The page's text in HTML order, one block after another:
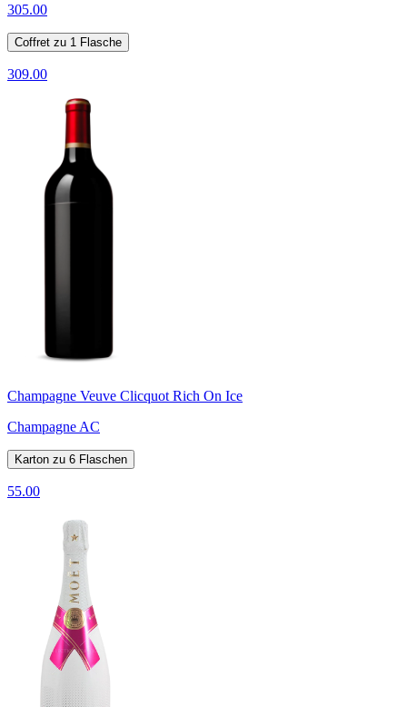
305.00
Coffret zu 1 Flasche
309.00
Champagne Veuve Clicquot Rich On Ice
Champagne AC
Karton zu 6 Flaschen
55.00